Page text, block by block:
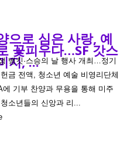
으로 심은 사랑, 예
꽃피우다…SF 갓스
지, ...
뱅킷·스승의 날 행사 개최…정기
금 전액, 청소년 예술 비영리단체
에 기부 찬양과 무용을 통해 미주
소년들의 신앙과 리...